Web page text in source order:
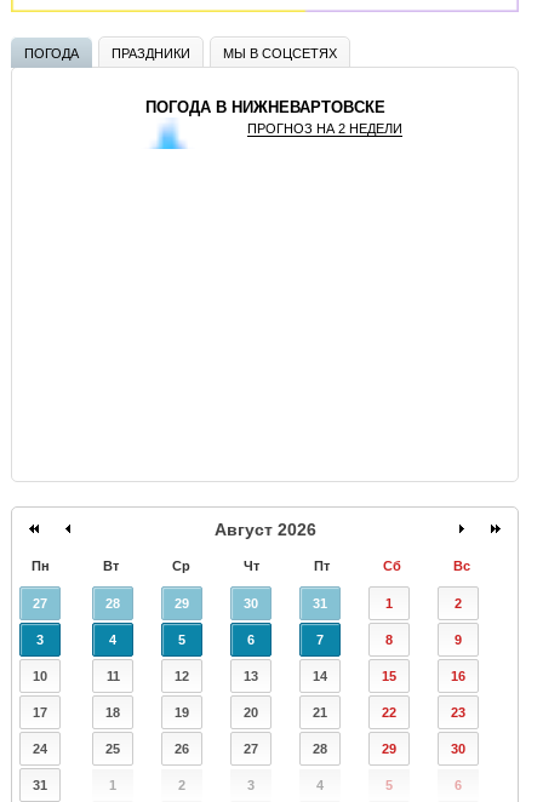
ПОГОДА ПРАЗДНИКИ МЫ В СОЦСЕТЯХ
ПОГОДА В НИЖНЕВАРТОВСКЕ
ПРОГНОЗ НА 2 НЕДЕЛИ
Август 2026
Пн Вт Ср Чт Пт Сб Вс
27 28 29 30 31 1 2
3 4 5 6 7 8 9
10 11 12 13 14 15 16
17 18 19 20 21 22 23
24 25 26 27 28 29 30
31 1 2 3 4 5 6